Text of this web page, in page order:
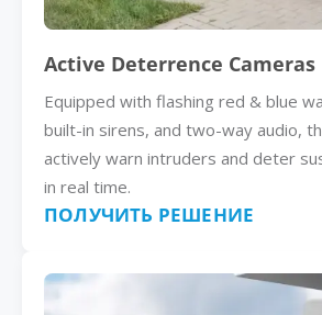
Active Deterrence Cameras
Equipped with flashing red & blue
built-in sirens, and two-way audio,
actively warn intruders and deter
in real time.
ПОЛУЧИТЬ РЕШЕНИЕ